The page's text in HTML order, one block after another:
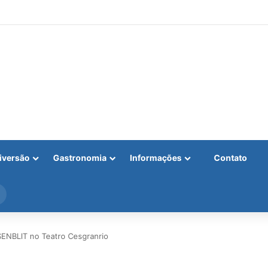
Gastronomia Informações Contato
no Teatro Cesgranrio